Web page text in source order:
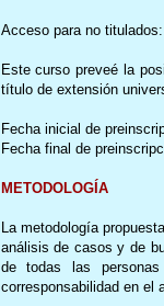
Acceso para no titulados:
Este curso preveé la
título de extensión
Fecha inicial de
Fecha final de
METODOLOGÍA
La metodología
análisis de casos y de
de todas las
corresponsabilidad en el